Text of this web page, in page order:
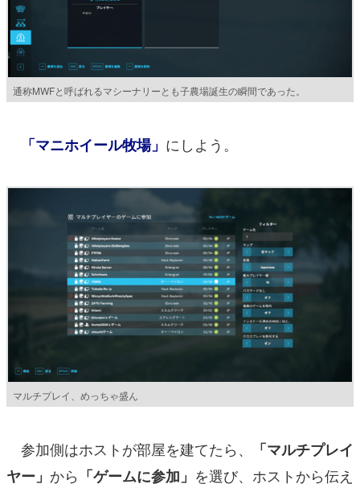
通称MWFと呼ばれるマシーナリーとも子農場誕生の瞬間であった。
「マニホイール牧場」 にしよう。
マルチプレイ、めっちゃ盛ん
参加側はホストが部屋を建てたら、
「マルチプレイ
ヤー」 から 「ゲームに参加」 を選び、ホストから伝え